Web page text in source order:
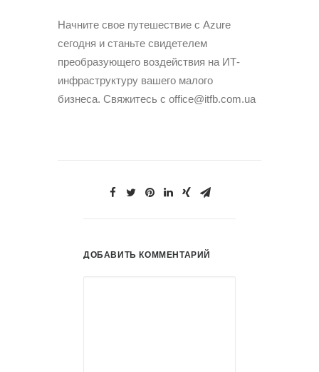
Начните свое путешествие с Azure
сегодня и станьте свидетелем
преобразующего воздействия на ИТ-
инфраструктуру вашего малого
бизнеса. Свяжитесь с office@itfb.com.ua
ДОБАВИТЬ КОММЕНТАРИЙ